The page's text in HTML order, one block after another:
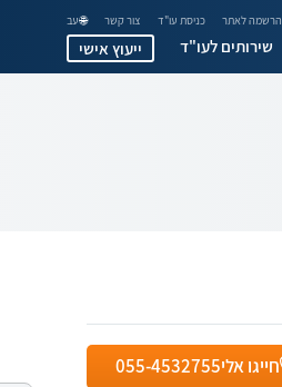
הרשמה לאתר כניסת עו"ד צור קשר 🌐 עב
שירותים לעו"ד ייעוץ אישי
חייגו אלי055-4532755